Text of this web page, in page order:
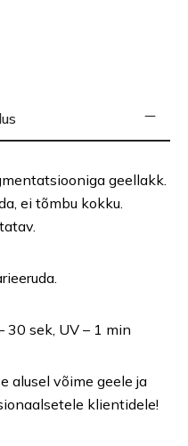
geellakk.
ei tõmbu kokku.
30 sek, UV – 1 min
alusel võime geele ja
klientidele!